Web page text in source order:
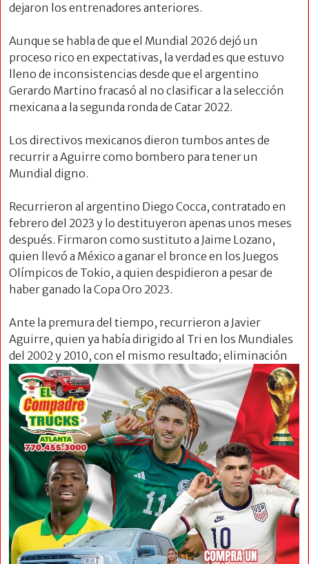
dejaron los entrenadores anteriores.
Aunque se habla de que el Mundial 2026 dejó un
proceso rico en expectativas, la verdad es que estuvo
lleno de inconsistencias desde que el argentino
Gerardo Martino fracasó al no clasificar a la selección
mexicana a la segunda ronda de Catar 2022.
Los directivos mexicanos dieron tumbos antes de
recurrir a Aguirre como bombero para tener un
Mundial digno.
Recurrieron al argentino Diego Cocca, contratado en
febrero del 2023 y lo destituyeron apenas unos meses
después. Firmaron como sustituto a Jaime Lozano,
quien llevó a México a ganar el bronce en los Juegos
Olímpicos de Tokio, a quien despidieron a pesar de
haber ganado la Copa Oro 2023.
Ante la premura del tiempo, recurrieron a Javier
Aguirre, quien ya había dirigido al Tri en los Mundiales
del 2002 y 2010, con el mismo resultado; eliminación